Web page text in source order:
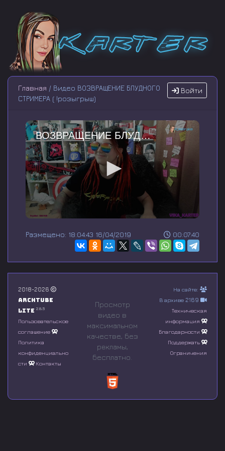
Войти
Главная / Видео ВОЗВРАЩЕНИЕ БЛУДНОГО
СТРИМЕРА ( !розыгрыш)
ВОЗВРАЩЕНИЕ БЛУДНОГО СТРИМЕРА ( !розыгрыш)
e
n
o
f
0
s
o
n
d
00:07:40
Размещено: 18:04:43 16/04/2019
2018-2026
Archtube
Lite 2.8.5
Пользовательское
соглашение
Политика
конфиденциально
сти
Контакты
Просмотр
видео в
максимальном
качестве, без
рeкламы,
бесплатно.
На сайте:
В архиве 2169
Техническая
информация
Благодарности
Поддержать
Ограничения